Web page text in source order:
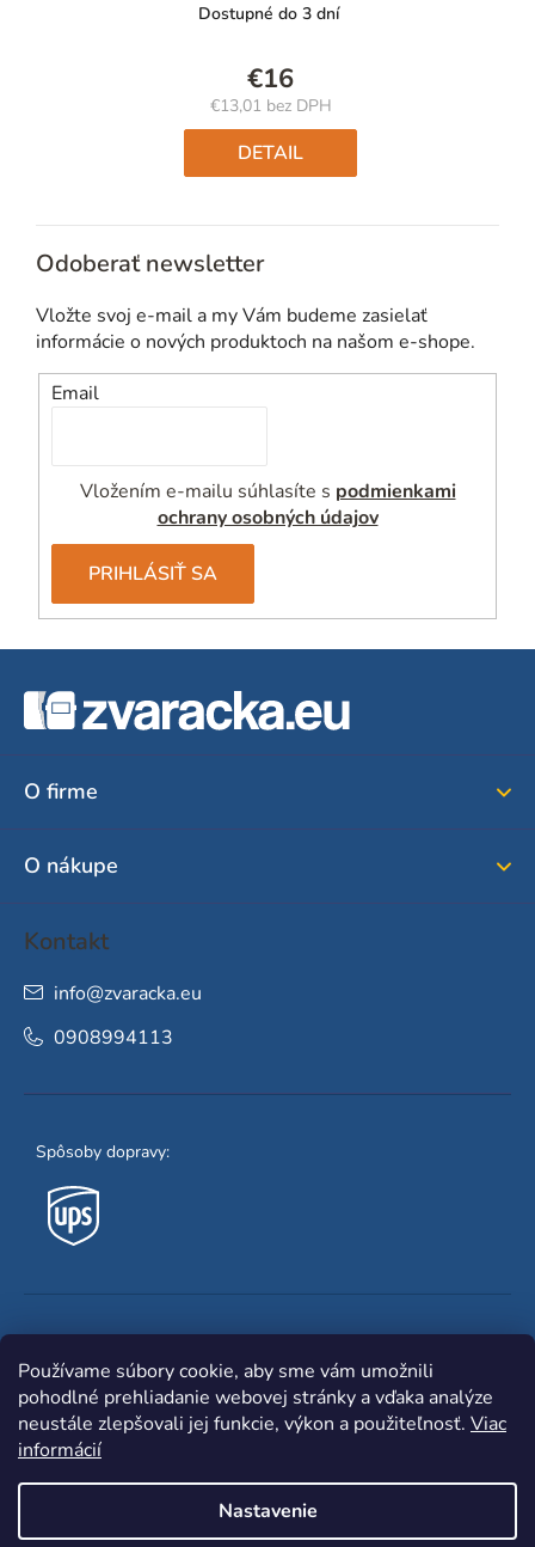
Používame súbory cookie, aby sme vám umožnili
pohodlné prehliadanie webovej stránky a vďaka analýze
neustále zlepšovali jej funkcie, výkon a použiteľnosť. Viac
informácií
Nastavenie
Dostupné do 3 dní
€16
€13,01 bez DPH
Jednotková
cena:
DETAIL
Odoberať newsletter
Vložte svoj e-mail a my Vám budeme zasielať
informácie o nových produktoch na našom e-shope.
Email
Vložením e-mailu súhlasíte s podmienkami
ochrany osobných údajov
PRIHLÁSIŤ SA
O firme
O nákupe
Kontakt
info@zvaracka.eu
0908994113
Spôsoby dopravy:
Shoptet |mime digital